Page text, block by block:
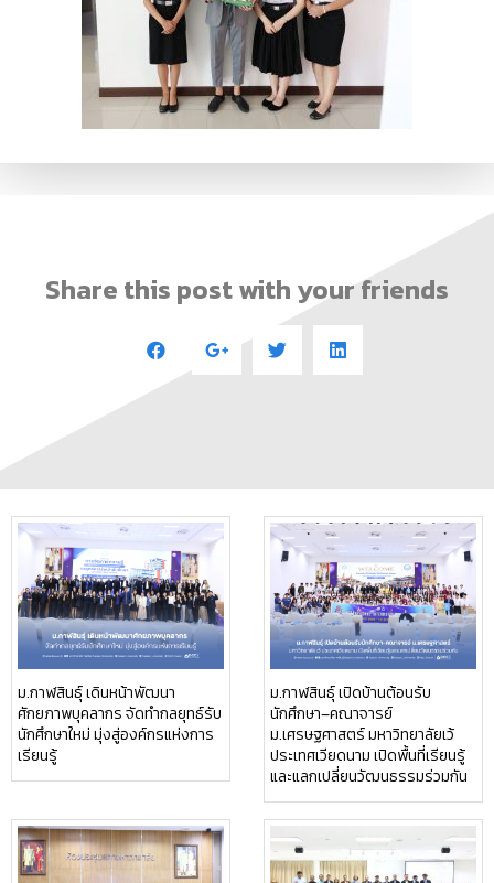
Share this post with your friends
ม.กาฬสินธุ์ เดินหน้าพัฒนา
ศักยภาพบุคลากร จัดทำกลยุทธ์รับ
นักศึกษาใหม่ มุ่งสู่องค์กรแห่งการ
เรียนรู้
ม.กาฬสินธุ์ เปิดบ้านต้อนรับ
นักศึกษา–คณาจารย์
ม.เศรษฐศาสตร์ มหาวิทยาลัยเว้
ประเทศเวียดนาม เปิดพื้นที่เรียนรู้
และแลกเปลี่ยนวัฒนธรรมร่วมกัน